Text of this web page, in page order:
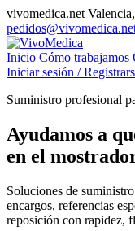
vivomedica.net
Inicio Cómo trabajamos
Iniciar sesión /
Suministro profesional
Ayudamos a
en el
Soluciones de
encargos, referencias
reposición con rapidez,